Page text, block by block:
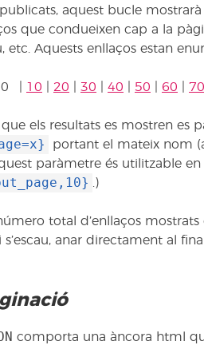
aquest bucle
que condueixen cap a la
etc. Aquests enllaços estan
0 10 20 30 40 50 60 70
els resultats es mostren es
portant el mateix nom
paràmetre és utilitzable
.)
total d’enllaços
s’escau, anar directament al
comporta una àncora html